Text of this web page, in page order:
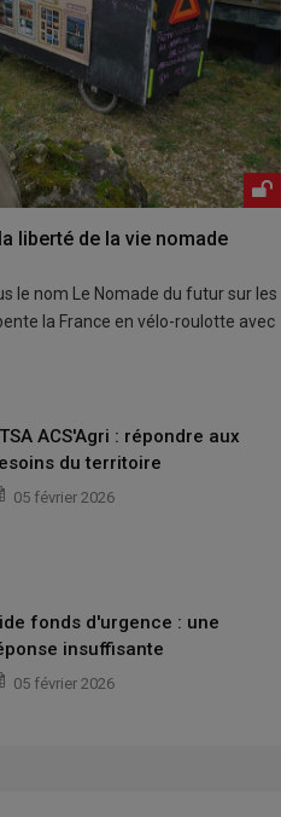
liberté de la vie nomade
le nom Le Nomade du futur sur les
la France en vélo-roulotte avec
ACS'Agri : répondre aux
du territoire
05 février 2026
fonds d'urgence : une
insuffisante
05 février 2026